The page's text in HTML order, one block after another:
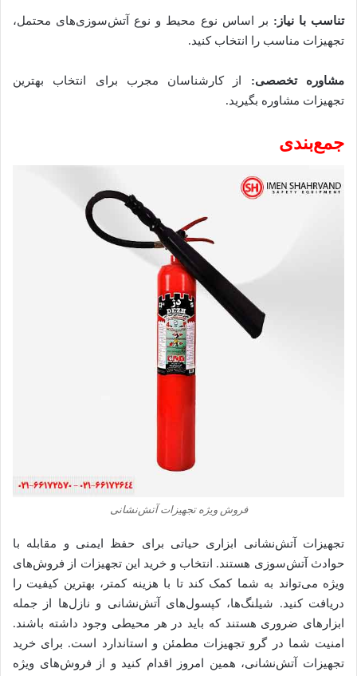
تناسب با نیاز: بر اساس نوع محیط و نوع آتش‌سوزی‌های محتمل،
تجهیزات مناسب را انتخاب کنید.
مشاوره تخصصی: از کارشناسان مجرب برای انتخاب بهترین
تجهیزات مشاوره بگیرید.
جمع‌بندی
فروش ویژه تجهیزات آتش‌نشانی
تجهیزات آتش‌نشانی ابزاری حیاتی برای حفظ ایمنی و مقابله با
حوادث آتش‌سوزی هستند. انتخاب و خرید این تجهیزات از فروش‌های
ویژه می‌تواند به شما کمک کند تا با هزینه کمتر، بهترین کیفیت را
دریافت کنید. شیلنگ‌ها، کپسول‌های آتش‌نشانی و نازل‌ها از جمله
ابزارهای ضروری هستند که باید در هر محیطی وجود داشته باشند.
امنیت شما در گرو تجهیزات مطمئن و استاندارد است. برای خرید
تجهیزات آتش‌نشانی، همین امروز اقدام کنید و از فروش‌های ویژه